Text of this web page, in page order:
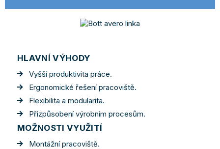
HLAVNÍ VÝHODY
Vyšší produktivita práce.
Ergonomické řešení pracoviště.
Flexibilita a modularita.
Přizpůsobení výrobním procesům.
MOŽNOSTI VYUŽITÍ
Montážní pracoviště.